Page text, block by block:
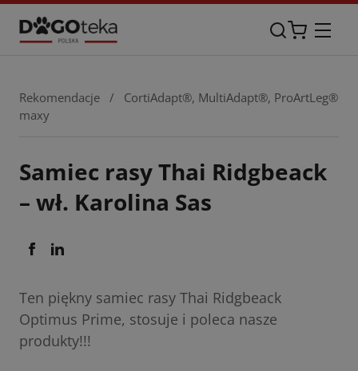
Rekomendacje / CortiAdapt®, MultiAdapt®, ProArtLeg®
maxy
Samiec rasy Thai Ridgbeack
– wł. Karolina Sas
Ten piękny samiec rasy Thai Ridgbeack
Optimus Prime, stosuje i poleca nasze
produkty!!!